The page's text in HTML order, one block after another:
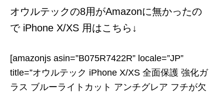
オウルテックの8用がAmazonに無かったの
で iPhone X/XS 用はこちら↓
[amazonjs asin=”B075R7422R” locale=”JP”
title=”オウルテック iPhone X/XS 全面保護 強化ガ
ラス ブルーライトカット アンチグレア フチが欠